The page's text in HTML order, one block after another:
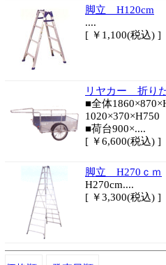
脚立 H120cm
....
[ ￥1,100(税込) ]
リヤカー 折り
■全体
1020×370×H750
■荷台900×....
[ ￥6,600(税込) ]
脚立 H270ｃｍ
H270cm....
[ ￥3,300(税込) ]